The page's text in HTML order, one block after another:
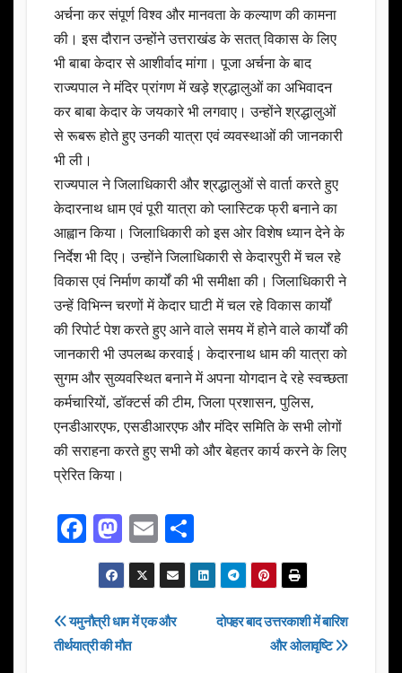
अर्चना कर संपूर्ण विश्व और मानवता के कल्याण की कामना
की। इस दौरान उन्होंने उत्तराखंड के सतत् विकास के लिए
भी बाबा केदार से आशीर्वाद मांगा। पूजा अर्चना के बाद
राज्यपाल ने मंदिर प्रांगण में खड़े श्रद्धालुओं का अभिवादन
कर बाबा केदार के जयकारे भी लगवाए। उन्होंने श्रद्धालुओं
से रूबरू होते हुए उनकी यात्रा एवं व्यवस्थाओं की जानकारी
भी ली।
राज्यपाल ने जिलाधिकारी और श्रद्धालुओं से वार्ता करते हुए
केदारनाथ धाम एवं पूरी यात्रा को प्लास्टिक फ्री बनाने का
आह्वान किया। जिलाधिकारी को इस ओर विशेष ध्यान देने के
निर्देश भी दिए। उन्होंने जिलाधिकारी से केदारपुरी में चल रहे
विकास एवं निर्माण कार्यों की भी समीक्षा की। जिलाधिकारी ने
उन्हें विभिन्न चरणों में केदार घाटी में चल रहे विकास कार्यों
की रिपोर्ट पेश करते हुए आने वाले समय में होने वाले कार्यों की
जानकारी भी उपलब्ध करवाई। केदारनाथ धाम की यात्रा को
सुगम और सुव्यवस्थित बनाने में अपना योगदान दे रहे स्वच्छता
कर्मचारियों, डॉक्टर्स की टीम, जिला प्रशासन, पुलिस,
एनडीआरएफ, एसडीआरएफ और मंदिर समिति के सभी लोगों
की सराहना करते हुए सभी को और बेहतर कार्य करने के लिए
प्रेरित किया।
F
a
c
e
b
M
a
st
o
d
E
m
ail
h
ar
Post
navigation
दोपहर बाद उत्तरकाशी में बारिश
और ओलावृष्टि
यमुनौत्री धाम में एक और
तीर्थयात्री की मौत